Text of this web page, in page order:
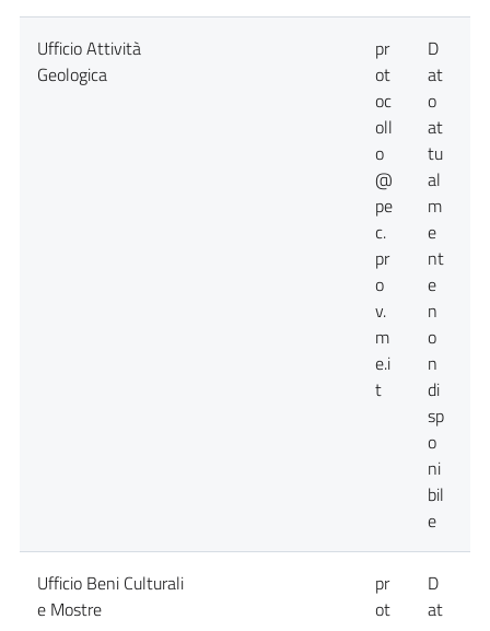
Ufficio Attività
Geologica
pr
ot
oc
oll
o
@
pe
c.
pr
o
v.
m
e.i
t
D
at
o
at
tu
al
m
e
nt
e
n
o
n
di
sp
o
ni
bil
e
Ufficio Beni Culturali
e Mostre
pr
ot
D
at